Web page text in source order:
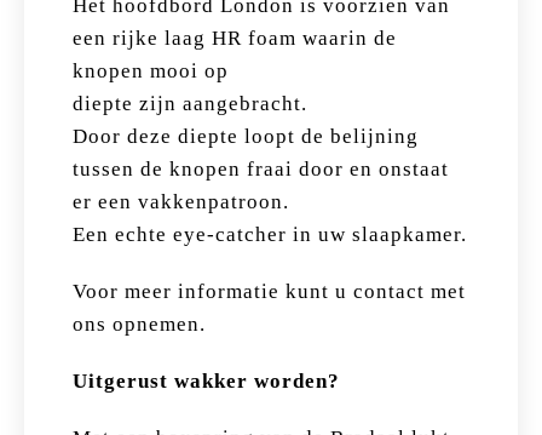
Het hoofdbord London is voorzien van
een rijke laag HR foam waarin de
knopen mooi op
diepte zijn aangebracht.
Door deze diepte loopt de belijning
tussen de knopen fraai door en onstaat
er een vakkenpatroon.
Een echte eye-catcher in uw slaapkamer.
Voor meer informatie kunt u contact met
ons opnemen.
Uitgerust wakker worden?